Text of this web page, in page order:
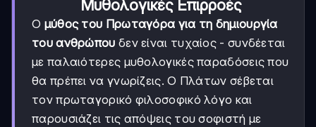
Μυθολογικές Επιρροές
Ο μύθος του Πρωταγόρα για τη δημιουργία
του ανθρώπου δεν είναι τυχαίος - συνδέεται
με παλαιότερες μυθολογικές παραδόσεις που
θα πρέπει να γνωρίζεις. Ο Πλάτων σέβεται
τον πρωταγορικό φιλοσοφικό λόγο και
παρουσιάζει τις απόψεις του σοφιστή με